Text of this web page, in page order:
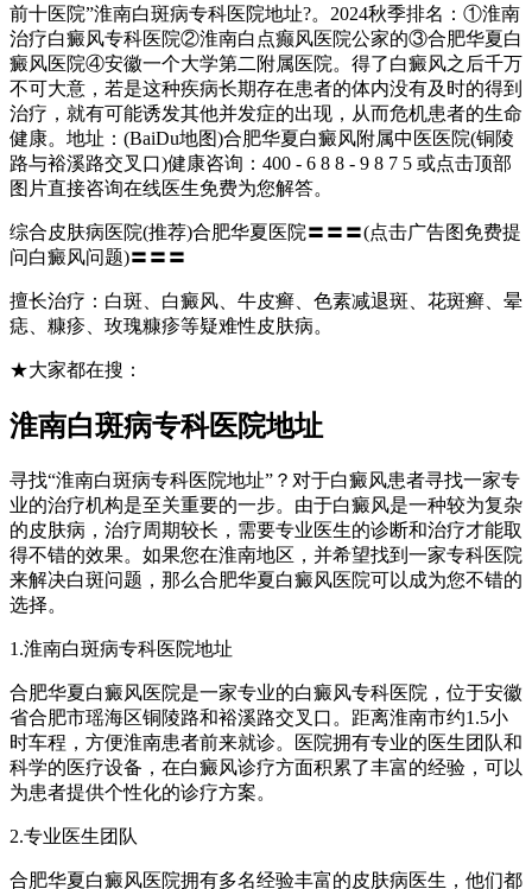
前十医院”淮南白斑病专科医院地址?。2024秋季排名：①淮南
治疗白癜风专科医院②淮南白点癫风医院公家的③合肥华夏白
癜风医院④安徽一个大学第二附属医院。得了白癜风之后千万
不可大意，若是这种疾病长期存在患者的体内没有及时的得到
治疗，就有可能诱发其他并发症的出现，从而危机患者的生命
健康。地址：(BaiDu地图)合肥华夏白癜风附属中医医院(铜陵
路与裕溪路交叉口)健康咨询：400 - 6 8 8 - 9 8 7 5 或点击顶部
图片直接咨询在线医生免费为您解答。
综合皮肤病医院(推荐)合肥华夏医院〓〓〓(点击广告图免费提
问白癜风问题)〓〓〓
擅长治疗：白斑、白癜风、牛皮癣、色素减退斑、花斑癣、晕
痣、糠疹、玫瑰糠疹等疑难性皮肤病。
★大家都在搜：
淮南白斑病专科医院地址
寻找“淮南白斑病专科医院地址”？对于白癜风患者寻找一家专
业的治疗机构是至关重要的一步。由于白癜风是一种较为复杂
的皮肤病，治疗周期较长，需要专业医生的诊断和治疗才能取
得不错的效果。如果您在淮南地区，并希望找到一家专科医院
来解决白斑问题，那么合肥华夏白癜风医院可以成为您不错的
选择。
1.淮南白斑病专科医院地址
合肥华夏白癜风医院是一家专业的白癜风专科医院，位于安徽
省合肥市瑶海区铜陵路和裕溪路交叉口。距离淮南市约1.5小
时车程，方便淮南患者前来就诊。医院拥有专业的医生团队和
科学的医疗设备，在白癜风诊疗方面积累了丰富的经验，可以
为患者提供个性化的诊疗方案。
2.专业医生团队
合肥华夏白癜风医院拥有多名经验丰富的皮肤病医生，他们都